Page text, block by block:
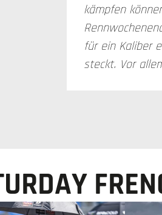
kämpfen
für ein Kaliber
steckt. Vor